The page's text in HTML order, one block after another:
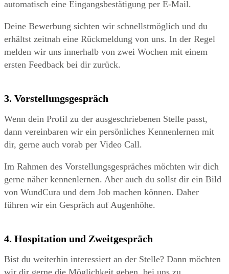
automatisch eine Eingangsbestätigung per E-Mail.
Deine Bewerbung sichten wir schnellstmöglich und du
erhältst zeitnah eine Rückmeldung von uns. In der Regel
melden wir uns innerhalb von zwei Wochen mit einem
ersten Feedback bei dir zurück.
3. Vorstellungsgespräch
Wenn dein Profil zu der ausgeschriebenen Stelle passt,
dann vereinbaren wir ein persönliches Kennenlernen mit
dir, gerne auch vorab per Video Call.
Im Rahmen des Vorstellungsgespräches möchten wir dich
gerne näher kennenlernen. Aber auch du sollst dir ein Bild
von WundCura und dem Job machen können. Daher
führen wir ein Gespräch auf Augenhöhe.
4. Hospitation und Zweitgespräch
Bist du weiterhin interessiert an der Stelle? Dann möchten
wir dir gerne die Möglichkeit geben, bei uns zu